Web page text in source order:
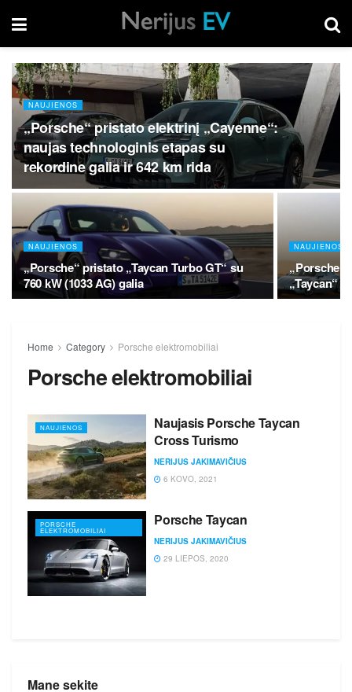
NAUJIENOS
„Porsche“ pristato elektrinį „Cayenne“:
naujas technologinis etapas su
rekordine galia ir 642 km rida
NAUJIENOS
„Porsche“ pristato „Taycan Turbo GT“ su
760 kW (1033 AG) galia
NAUJIENOS
„Porsche“
„Taycan“
Home Category Porsche elektromobiliai
Porsche elektromobiliai
NAUJIENOS
Naujasis Porsche Taycan
Cross Turismo
NERIJUS JAKIMAVIČIUS
6 KOVO, 2021
PORSCHE
ELEKTROMOBILIAI
Porsche Taycan
NERIJUS JAKIMAVIČIUS
29 LIEPOS, 2020
Mane sekite